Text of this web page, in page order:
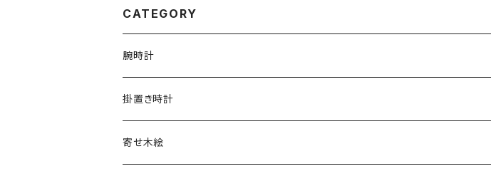
CATEGORY
腕時計
文字盤シングルタイプ
シルバーリングタイプ
掛置き時計
ふくろう時計
寄せ木絵